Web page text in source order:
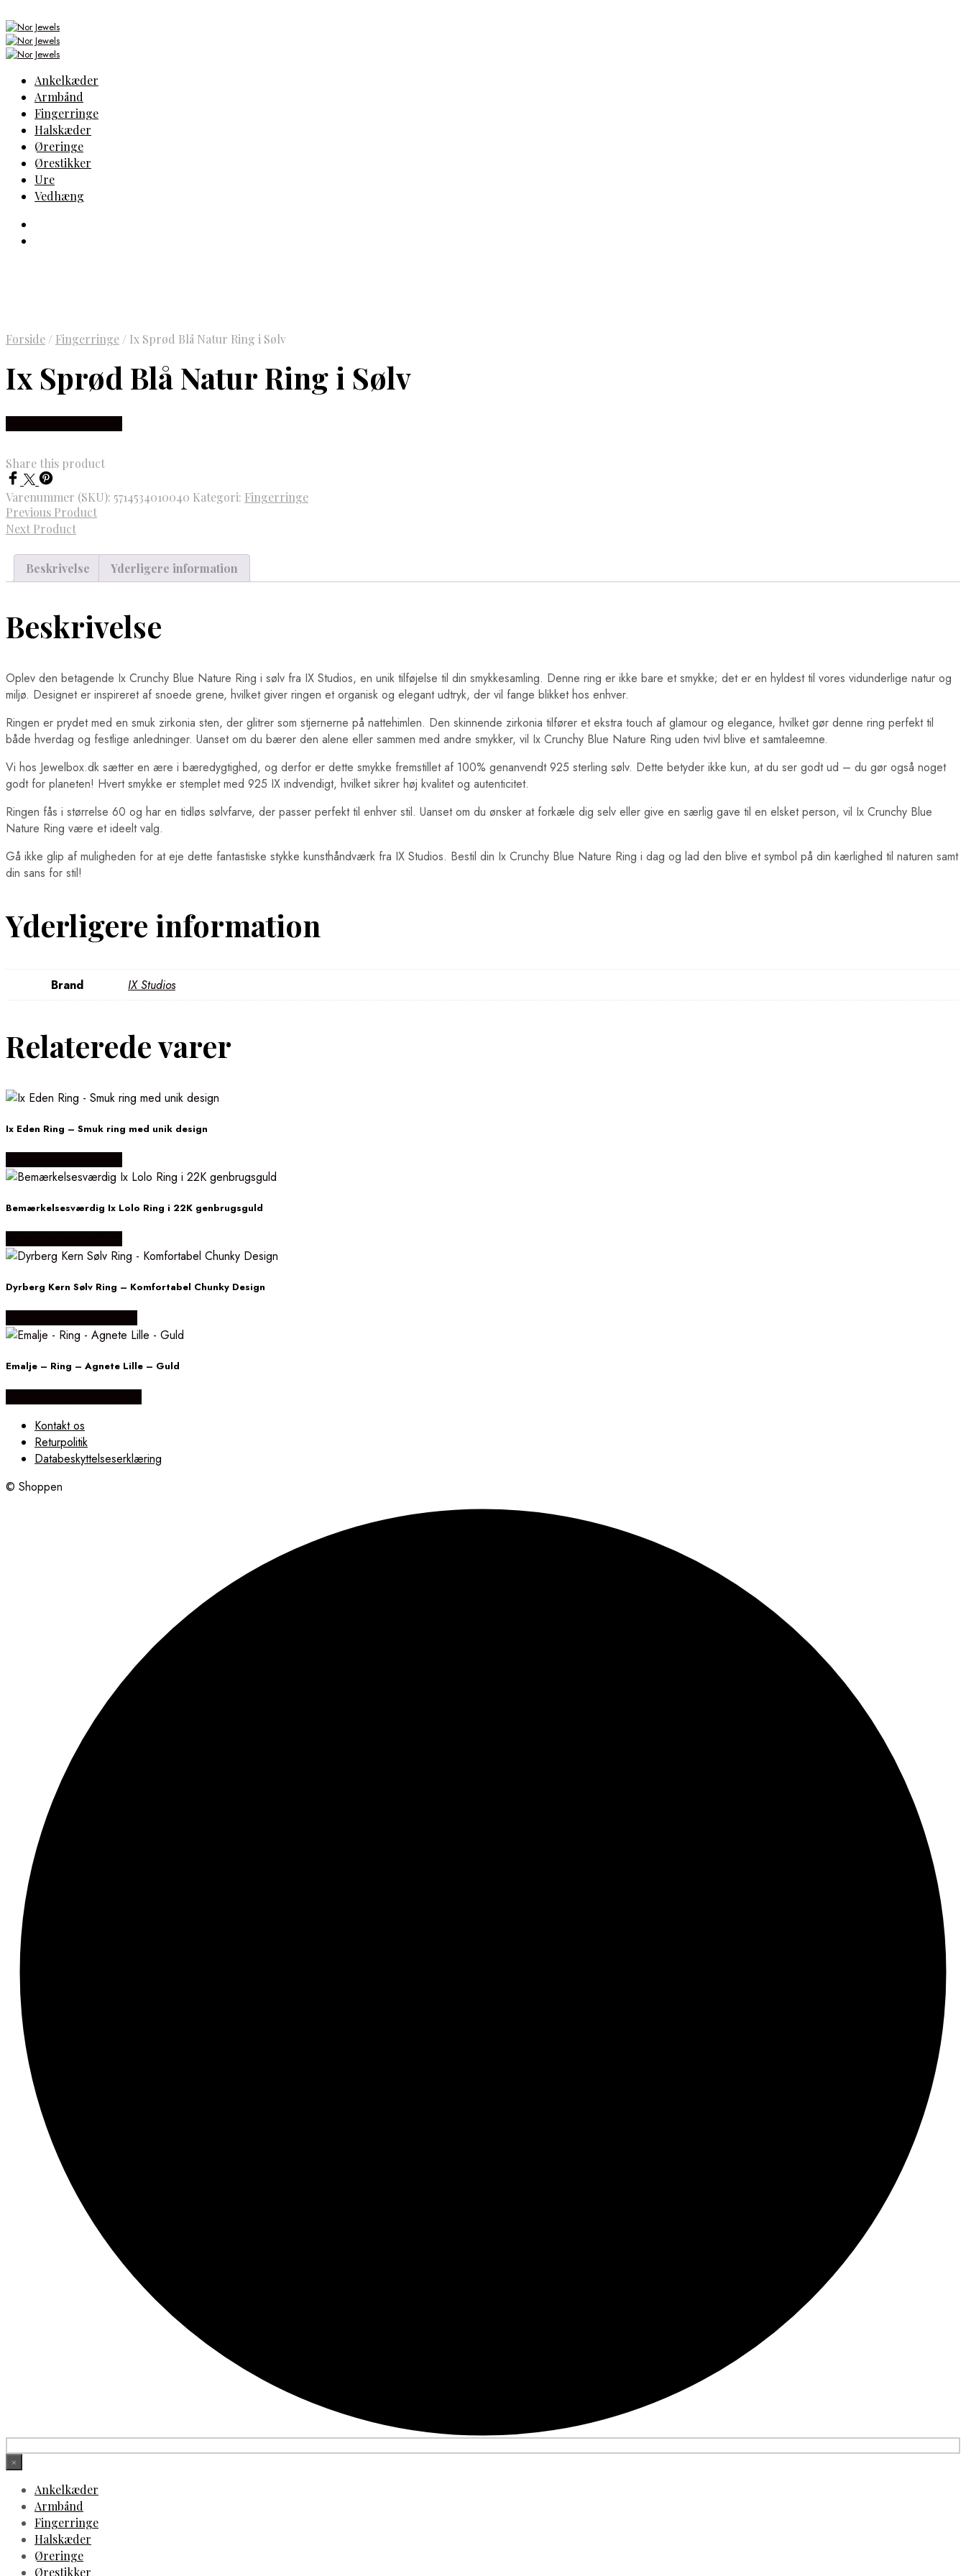
Ankelkæder
Armbånd
Fingerringe
Halskæder
Øreringe
Ørestikker
Ure
Vedhæng
Forside / Fingerringe / Ix Sprød Blå Natur Ring i Sølv
Ix Sprød Blå Natur Ring i Sølv
Share this product
Varenummer (SKU): 5714534010040 Kategori: Fingerringe
Previous Product
Next Product
Beskrivelse Yderligere information
Beskrivelse
Oplev den betagende Ix Crunchy Blue Nature Ring i sølv fra IX Studios, en unik tilføjelse til din smykkesamling. Denne ring er ikke bare et smykke; det er en hyldest til vores vidunderlige natur og
miljø. Designet er inspireret af snoede grene, hvilket giver ringen et organisk og elegant udtryk, der vil fange blikket hos enhver.
Ringen er prydet med en smuk zirkonia sten, der glitrer som stjernerne på nattehimlen. Den skinnende zirkonia tilfører et ekstra touch af glamour og elegance, hvilket gør denne ring perfekt til
både hverdag og festlige anledninger. Uanset om du bærer den alene eller sammen med andre smykker, vil Ix Crunchy Blue Nature Ring uden tvivl blive et samtaleemne.
Vi hos Jewelbox.dk sætter en ære i bæredygtighed, og derfor er dette smykke fremstillet af 100% genanvendt 925 sterling sølv. Dette betyder ikke kun, at du ser godt ud – du gør også noget
godt for planeten! Hvert smykke er stemplet med 925 IX indvendigt, hvilket sikrer høj kvalitet og autenticitet.
Ringen fås i størrelse 60 og har en tidløs sølvfarve, der passer perfekt til enhver stil. Uanset om du ønsker at forkæle dig selv eller give en særlig gave til en elsket person, vil Ix Crunchy Blue
Nature Ring være et ideelt valg.
Gå ikke glip af muligheden for at eje dette fantastiske stykke kunsthåndværk fra IX Studios. Bestil din Ix Crunchy Blue Nature Ring i dag og lad den blive et symbol på din kærlighed til naturen samt
din sans for stil!
Yderligere information
Brand IX Studios
Relaterede varer
Ix Eden Ring – Smuk ring med unik design
Bemærkelsesværdig Ix Lolo Ring i 22K genbrugsguld
Dyrberg Kern Sølv Ring – Komfortabel Chunky Design
Emalje – Ring – Agnete Lille – Guld
Kontakt os
Returpolitik
Databeskyttelseserklæring
© Shoppen
×
Ankelkæder
Armbånd
Fingerringe
Halskæder
Øreringe
Ørestikker